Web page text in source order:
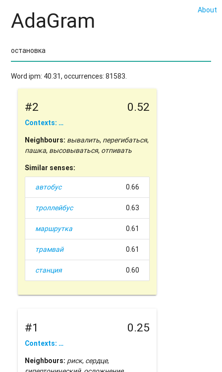
About
AdaGram
Word ipm: 40.31, occurrences: 81583.
#2 0.52
Contexts: …
Neighbours: вывалить, перегибаться,
пашка, высовываться, отпивать
Similar senses:
автобус 0.66
троллейбус 0.63
маршрутка 0.61
трамвай 0.61
станция 0.60
#1 0.25
Contexts: …
Neighbours: риск, сердце,